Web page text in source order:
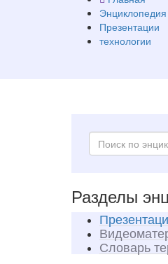
Презентации
технологии
Разделы
Словарь